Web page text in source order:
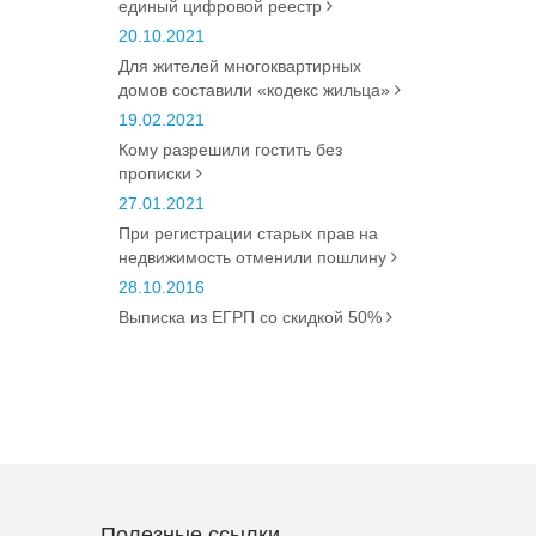
единый цифровой реестр
20.10.2021
Для жителей многоквартирных
домов составили «кодекс жильца»
19.02.2021
Кому разрешили гостить без
прописки
27.01.2021
При регистрации старых прав на
недвижимость отменили пошлину
28.10.2016
Выписка из ЕГРП со скидкой 50%